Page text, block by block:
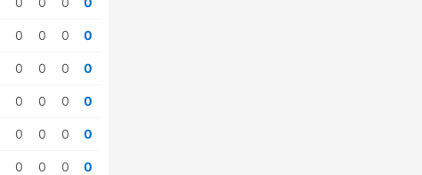
0 0 0 0
0 0 0 0
0 0 0 0
0 0 0 0
0 0 0 0